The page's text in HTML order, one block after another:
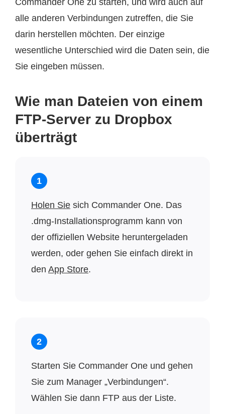
alle anderen Verbindungen zutreffen, die Sie
darin herstellen möchten. Der einzige
wesentliche Unterschied wird die Daten sein, die
Sie eingeben müssen.
Wie man Dateien von einem
FTP-Server zu Dropbox
überträgt
1
Holen Sie sich Commander One. Das
.dmg-Installationsprogramm kann von
der offiziellen Website heruntergeladen
werden, oder gehen Sie einfach direkt in
den App Store.
2
Starten Sie Commander One und gehen
Sie zum Manager „Verbindungen“.
Wählen Sie dann FTP aus der Liste.